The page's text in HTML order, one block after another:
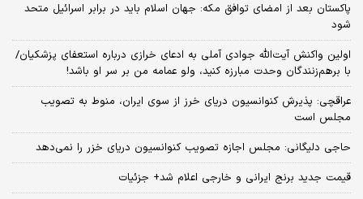
پاکستان بعد از امضای توافق مکه: جهان اسلام باید در برابر اسرائیل متحد
شود
اولین واکنش آیت‌الله جوادی آملی به ادعای خرازی درباره استعفای پزشکیان/
با برهم‌زنندگان وحدت مبارزه کنید، ولو عمامه من بر سر او باشد!
عراقچی: پذیرش کنوانسیون دریای خرز از سوی ایران، منوط به تصویب
مجلس است
حاجی دلیگانی: مجلس اجازه تصویب کنوانسیون دریای خزر را نمی‌دهد
قیمت جدید برنج ایرانی و خارجی اعلام شد+ جزئیات